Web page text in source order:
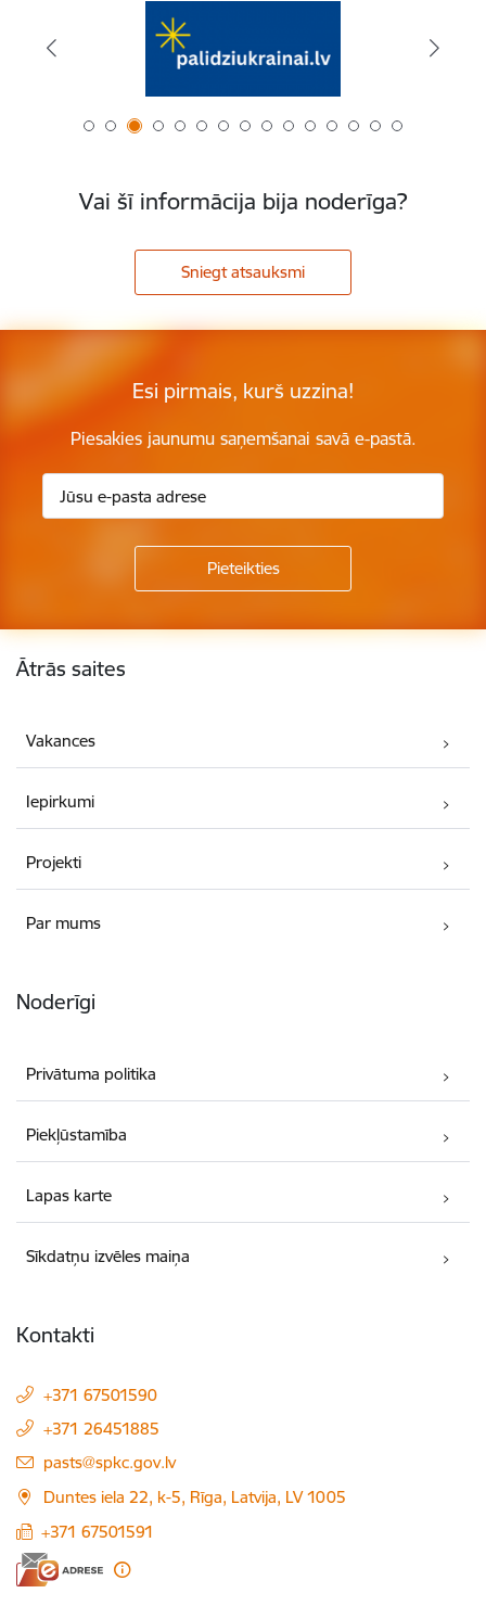
Vai šī informācija bija noderīga?
Sniegt atsauksmi
Esi pirmais, kurš uzzina!
Piesakies jaunumu saņemšanai savā e-pastā.
Kājene
Ātrās saites
Vakances
Iepirkumi
Projekti
Par mums
Noderīgi
Privātuma politika
Piekļūstamība
Lapas karte
Sīkdatņu izvēles maiņa
Kontakti
+371 67501590
+371 26451885
E-pasts:
pasts@spkc.gov.lv
Duntes iela 22, k-5, Rīga, Latvija, LV 1005
+371 67501591